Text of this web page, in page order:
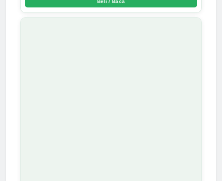
Beli / Baca